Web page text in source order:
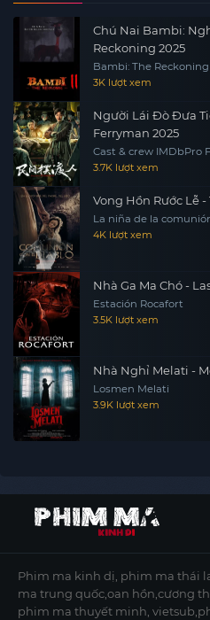
Chú Nai Bambi:
Reckoning 2025
Bambi: The Reckoning
3K lượt xem
Người Lái Đò Đưa
Ferryman 2025
3.7K lượt xem
Vong Hồn Rước Lễ
La niña de la
4K lượt xem
Nhà Ga Ma Chó -
Estación Rocafort
3.5K lượt xem
Nhà Nghỉ Melati -
Losmen Melati
3.9K lượt xem
Phim ma kinh dị, phim ma thái
ma trung quốc,oan hồn,cương
phim ma thuyết minh,